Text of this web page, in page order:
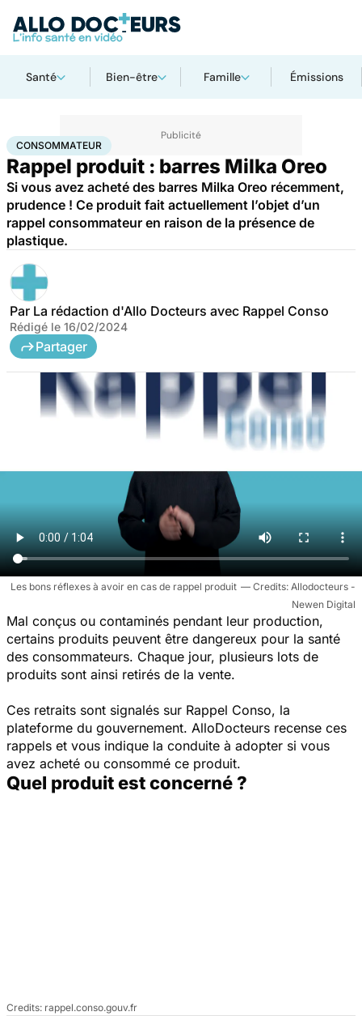
Santé Bien-être Famille Émissions
AccueilSantéConsommateur
CONSOMMATEUR
Rappel produit : barres Milka Oreo
Si vous avez acheté des barres Milka Oreo récemment,
prudence ! Ce produit fait actuellement l’objet d’un
rappel consommateur en raison de la présence de
plastique.
Par La rédaction d'Allo Docteurs avec Rappel Conso
Rédigé le 16/02/2024
Partager
Les bons réflexes à avoir en cas de rappel produit
Allodocteurs -
Newen Digital
Mal conçus ou contaminés pendant leur production,
certains produits peuvent être dangereux pour la santé
des consommateurs. Chaque jour, plusieurs lots de
produits sont ainsi retirés de la vente.
Ces retraits sont signalés sur Rappel Conso, la
plateforme du gouvernement. AlloDocteurs recense ces
rappels et vous indique la conduite à adopter si vous
avez acheté ou consommé ce produit.
Quel produit est concerné ?
rappel.conso.gouv.fr